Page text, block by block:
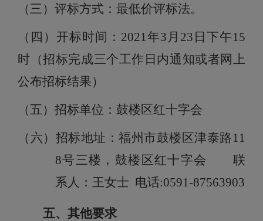
（三）评标方式： 最低价评标法。
（四） 开标时间： 2021年3月 23 日下午15
时（招标完成三个工作日内通知或者网上
公布招标结果）
（五） 招标单位：鼓楼区红十字会
（六） 招标地址：福州市鼓楼区津泰路11
8号三楼，鼓楼区红十字会 联
系人： 王女士 电话:0591-87563903
五、其他要求